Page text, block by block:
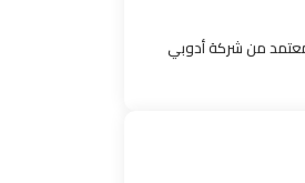
من شركة أدوبي